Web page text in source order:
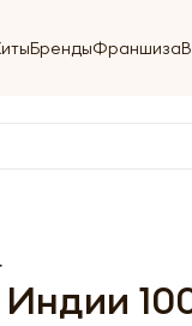
БрендыФраншиза